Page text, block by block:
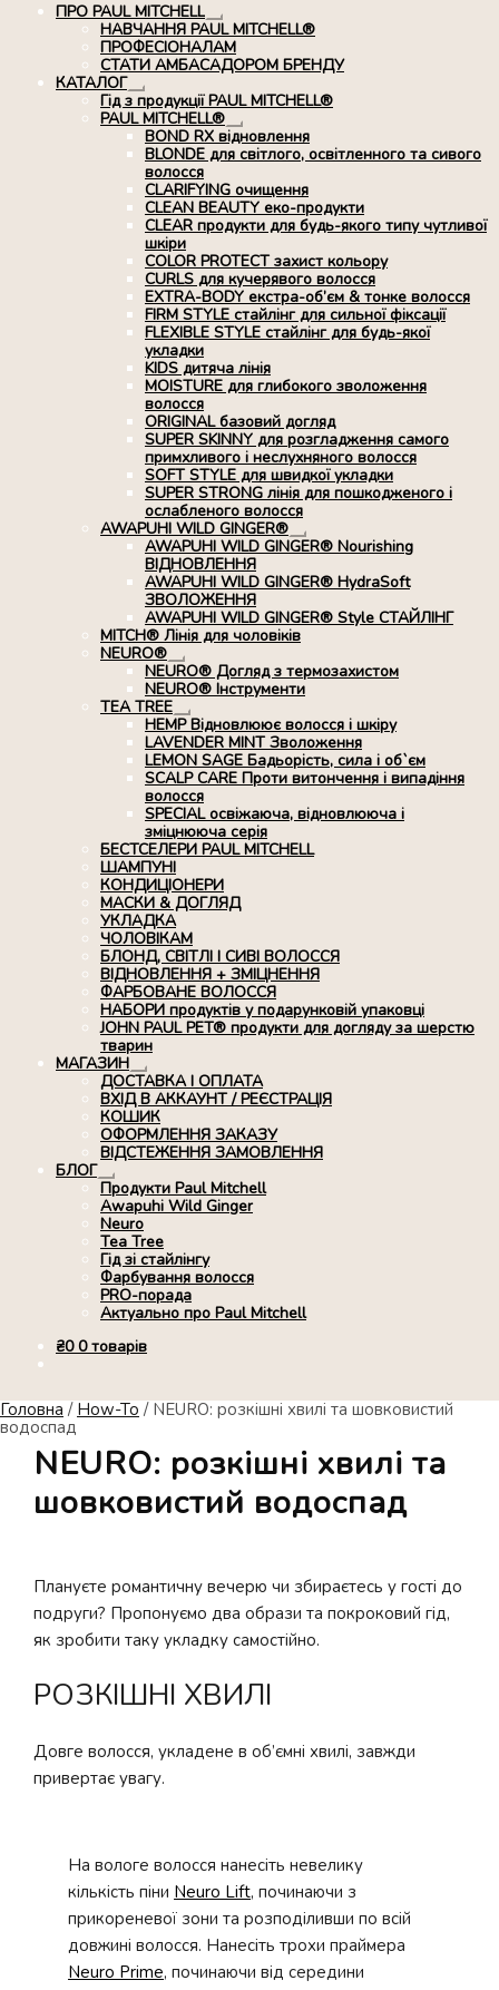
ПРО PAUL MITCHELL
Розгорнуте
вкладене
меню
НАВЧАННЯ PAUL MITCHELL®
ПРОФЕСІОНАЛАМ
СТАТИ АМБАСАДОРОМ БРЕНДУ
КАТАЛОГ
Розгорнуте
вкладене
меню
Гід з продукції PAUL MITCHELL®
PAUL MITCHELL®
Розгорнуте
вкладене
меню
BOND RX вiдновлення
BLONDE для світлого, освітленного та сивого
волосся
CLARIFYING очищення
CLEAN BEAUTY еко-продукти
CLEAR продукти для будь-якого типу чутливої
шкіри
COLOR PROTECT захист кольору
CURLS для кучерявого волосся
EXTRA-BODY екстра-об’єм & тонке волосся
FIRM STYLE стайлінг для сильної фіксації
FLEXIBLE STYLE стайлінг для будь-якої
укладки
KIDS дитяча лінія
MOISTURE для глибокого зволоження
волосся
ORIGINAL базовий догляд
SUPER SKINNY для розгладження самого
примхливого і неслухняного волосся
SOFT STYLE для швидкої укладки
SUPER STRONG лінія для пошкодженого і
ослабленого волосся
AWAPUHI WILD GINGER®
Розгорнуте
вкладене
меню
AWAPUHI WILD GINGER® Nourishing
ВІДНОВЛЕННЯ
AWAPUHI WILD GINGER® HydraSoft
ЗВОЛОЖЕННЯ
AWAPUHI WILD GINGER® Style СТАЙЛІНГ
MITCH® Лінія для чоловіків
NEURO®
Розгорнуте
вкладене
меню
NEURO® Догляд з термозахистом
NEURO® Інструменти
TEA TREE
Розгорнуте
вкладене
меню
HEMP Відновлюює волосся і шкіру
LAVENDER MINT Зволоження
LEMON SAGE Бадьорість, сила і об`єм
SCALP CARE Проти витончення і випадіння
волосся
SPECIAL освіжаюча, відновлююча і
зміцнююча серія
БЕСТСЕЛЕРИ PAUL MITCHELL
ШАМПУНІ
КОНДИЦІОНЕРИ
МАСКИ & ДОГЛЯД
УКЛАДКА
ЧОЛОВІКАМ
БЛОНД, СВІТЛІ І СИВІ ВОЛОССЯ
ВІДНОВЛЕННЯ + ЗМІЦНЕННЯ
ФАРБОВАНЕ ВОЛОССЯ
НАБОРИ продуктів у подарунковій упаковці
JOHN PAUL PET® продукти для догляду за шерстю
тварин
МАГАЗИН
Розгорнуте
вкладене
меню
ДОСТАВКА І ОПЛАТА
ВХІД В АККАУНТ / РЕЄСТРАЦІЯ
КОШИК
ОФОРМЛЕННЯ ЗАКАЗУ
ВІДСТЕЖЕННЯ ЗАМОВЛЕННЯ
БЛОГ
Розгорнуте
вкладене
меню
Продукти Paul Mitchell
Awapuhi Wild Ginger
Neuro
Tea Tree
Гід зі стайлінгу
Фарбування волосся
PRO-порада
Актуально про Paul Mitchell
₴0 0 товарів
Головна / How-To / NEURO: розкішні хвилі та шовковистий
водоспад
NEURO: розкішні хвилі та
шовковистий водоспад
Плануєте романтичну вечерю чи збираєтесь у гості до
подруги? Пропонуємо два образи та покроковий гід,
як зробити таку укладку самостійно.
РОЗКІШНІ ХВИЛІ
Довге волосся, укладене в об’ємні хвилі, завжди
привертає увагу.
На вологе волосся нанесіть невелику
кількість піни Neuro Lift, починаючи з
прикореневої зони та розподіливши по всій
довжині волосся. Нанесіть трохи праймера
Neuro Prime, починаючи від середини